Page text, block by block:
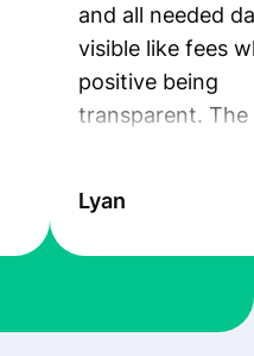
and all needed
visible like fees
positive being
transparent. The
the exchange
at Profee is very
Lyan